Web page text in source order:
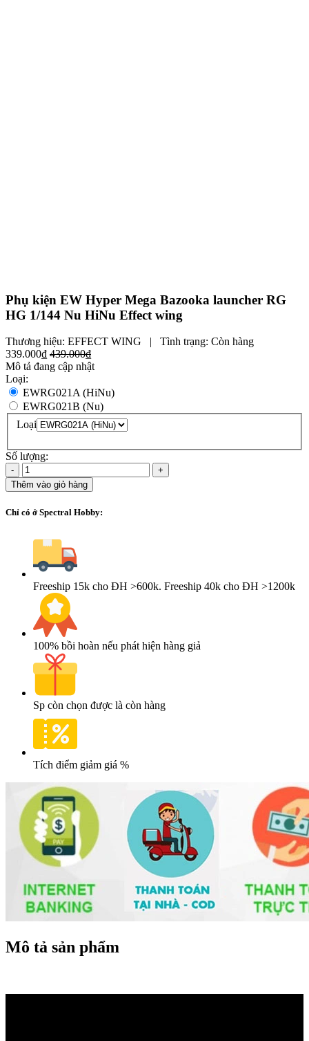
Phụ kiện EW Hyper Mega Bazooka launcher RG
HG 1/144 Nu HiNu Effect wing
Thương hiệu: EFFECT WING | Tình trạng: Còn hàng
339.000₫ 439.000₫
Mô tả đang cập nhật
Loại:
EWRG021A (HiNu)
EWRG021B (Nu)
Loại
Số lượng:
-
+
Thêm vào giỏ hàng
Chỉ có ở Spectral Hobby:
Freeship 15k cho ĐH >600k. Freeship 40k cho ĐH >1200k
100% bồi hoàn nếu phát hiện hàng giả
Sp còn chọn được là còn hàng
Tích điểm giảm giá %
Mô tả sản phẩm